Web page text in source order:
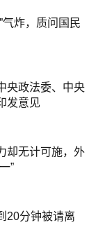
气炸，质问国民
央政法委、中央
发意见
却无计可施，外
”
20分钟被请离